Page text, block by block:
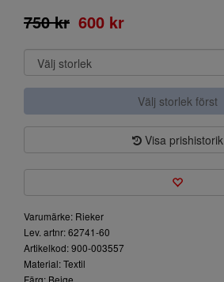
750 kr 600 kr
Välj storlek först
Visa prishistorik
Varumärke: Rieker
Lev. artnr: 62741-60
Artikelkod: 900-003557
Material: Textil
Färg: Beige